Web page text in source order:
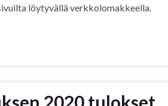
löytyvällä verkkolomakkeella.